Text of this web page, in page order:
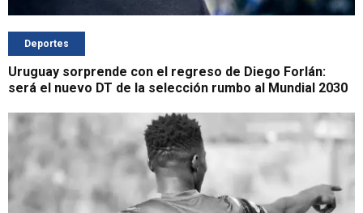
Deportes
Uruguay sorprende con el regreso de Diego Forlán:
será el nuevo DT de la selección rumbo al Mundial 2030